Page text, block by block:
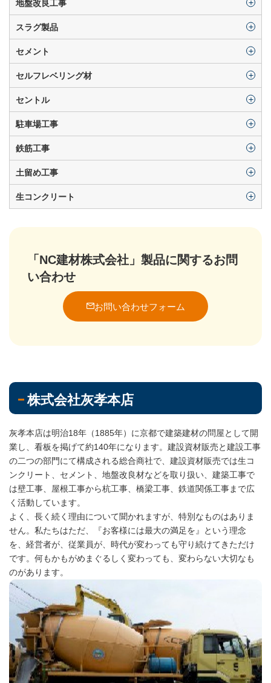
地盤改良工事
スラグ製品
セメント
セルフレベリング材
セントル
駐車場工事
鉄筋工事
土留め工事
生コンクリート
「NC建材株式会社」製品に関するお問
い合わせ
お問い合わせフォーム
株式会社灰孝本店
灰孝本店は明治18年（1885年）に京都で建築建材の問屋として開
業し、看板を掲げて約140年になります。建設資材販売と建設工事
の二つの部門にて構成される総合商社で、建設資材販売では生コ
ンクリート、セメント、地盤改良材などを取り扱い、建築工事で
は壁工事、屋根工事から杭工事、橋梁工事、鉄道関係工事まで広
く活動しています。
よく、長く続く理由について聞かれますが、特別なものはありま
せん。私たちはただ、『お客様には最大の満足を』という理念
を、経営者が、従業員が、時代が変わっても守り続けてきただけ
です。何もかもがめまぐるしく変わっても、変わらない大切なも
のがあります。